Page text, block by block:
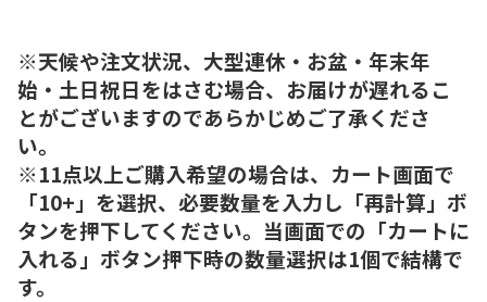
※天候や注文状況、大型連休・お盆・年末年
始・土日祝日をはさむ場合、お届けが遅れるこ
とがございますのであらかじめご了承くださ
い。
※11点以上ご購入希望の場合は、カート画面で
「10+」を選択、必要数量を入力し「再計算」ボ
タンを押下してください。当画面での「カートに
入れる」ボタン押下時の数量選択は1個で結構で
す。